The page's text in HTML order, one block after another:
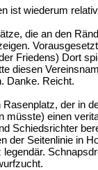
ist wiederum
die an den
Friedens) Dort
diesen
Danke. Reicht.
Rasenplatz, der in
müsste) einen
Schiedsrichter
der Seitenlinie in
legendär.